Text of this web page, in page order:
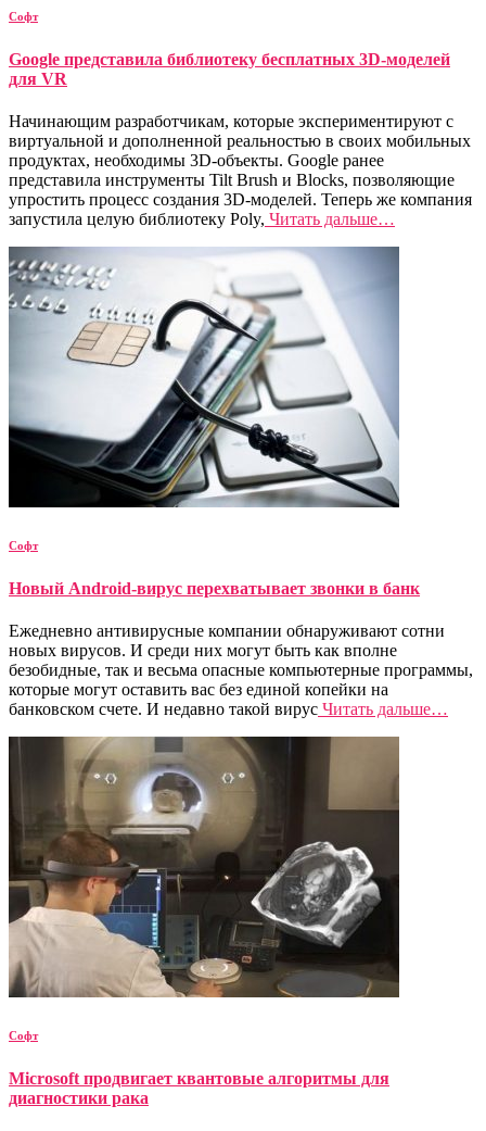
Софт
Google представила библиотеку бесплатных 3D-моделей
для VR
Начинающим разработчикам, которые экспериментируют с
виртуальной и дополненной реальностью в своих мобильных
продуктах, необходимы 3D-объекты. Google ранее
представила инструменты Tilt Brush и Blocks, позволяющие
упростить процесс создания 3D-моделей. Теперь же компания
запустила целую библиотеку Poly, Читать дальше…
Софт
Новый Android-вирус перехватывает звонки в банк
Ежедневно антивирусные компании обнаруживают сотни
новых вирусов. И среди них могут быть как вполне
безобидные, так и весьма опасные компьютерные программы,
которые могут оставить вас без единой копейки на
банковском счете. И недавно такой вирус Читать дальше…
Софт
Microsoft продвигает квантовые алгоритмы для
диагностики рака